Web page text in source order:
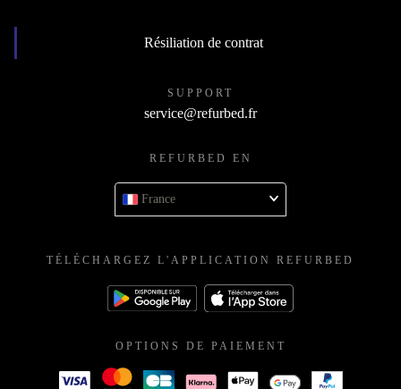
Résiliation de contrat
SUPPORT
service@refurbed.fr
REFURBED EN
France
TÉLÉCHARGEZ L'APPLICATION REFURBED
OPTIONS DE PAIEMENT